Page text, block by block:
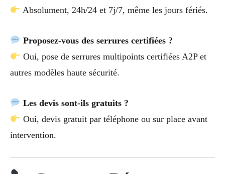
Absolument, 24h/24 et 7j/7, même les jours fériés.
Proposez-vous des serrures certifiées ?
Oui, pose de serrures multipoints certifiées A2P et
autres modèles haute sécurité.
Les devis sont-ils gratuits ?
Oui, devis gratuit par téléphone ou sur place avant
intervention.